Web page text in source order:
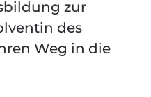
zur
des
Weg in die